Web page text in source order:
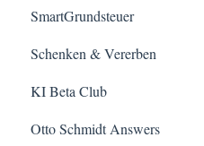
Erste Schritte
Hilfestellungen & Tipps
FAQ
SmartGrundsteuer
Erste Schritte
Hilfestellungen & Tipps
FAQ
Schenken & Vererben
Erste Schritte
Hilfestellungen & Tipps
KI Beta Club
Erste Schritte
Otto Schmidt Answers